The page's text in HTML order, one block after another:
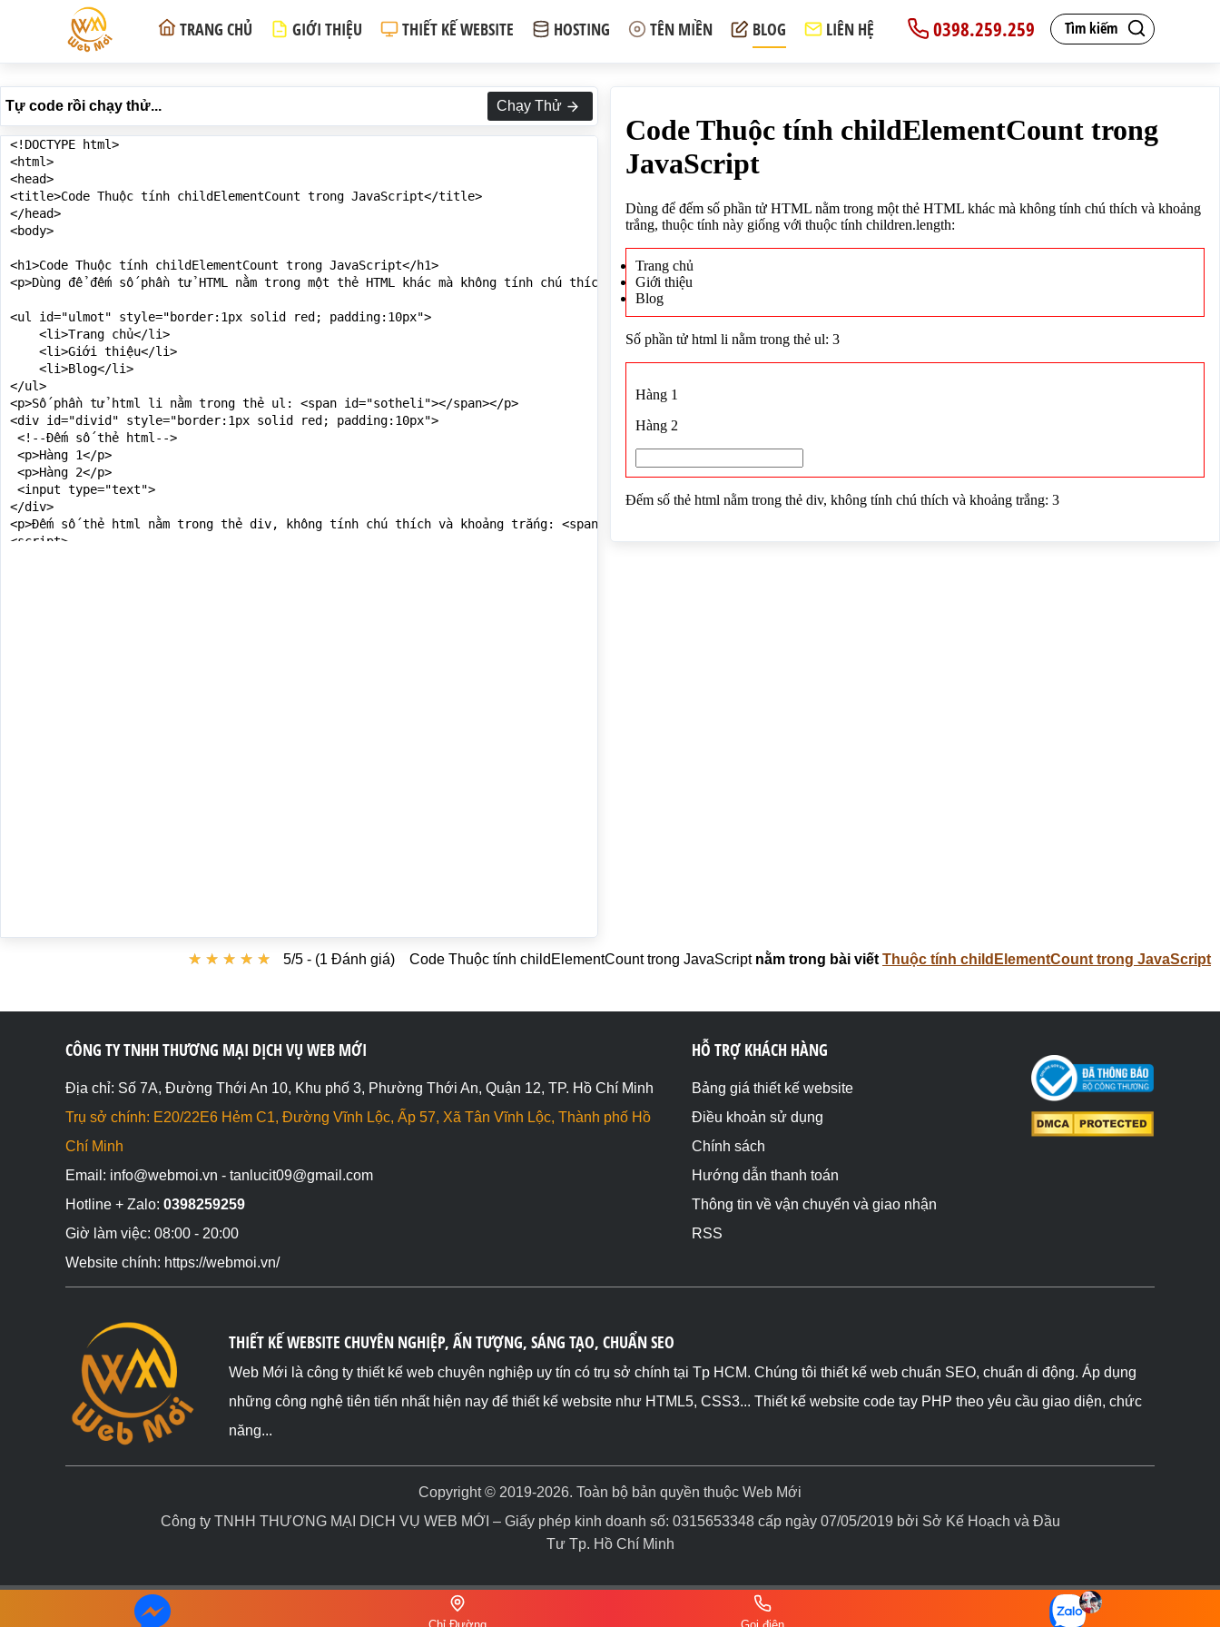
Tìm kiếm
0398.259.259
TRANG CHỦ GIỚI THIỆU THIẾT KẾ WEBSITE HOSTING TÊN MIỀN BLOG LIÊN HỆ
Tự code rồi chạy thử... Chạy Thử
<!DOCTYPE html>
<html>
<head>
<title>Code Thuộc tính childElementCount trong JavaScript</title>
</head>
<body>
<h1>Code Thuộc tính childElementCount trong JavaScript</h1>
<p>Dùng để đếm số phần tử HTML nằm trong một thẻ HTML khác mà không tính chú thích và khoảng trắng, thuộc tính này giống với thuộc tính children.length:</p>
<ul id="ulmot" style="border:1px solid red; padding:10px">
    <li>Trang chủ</li>
    <li>Giới thiệu</li>
    <li>Blog</li>
</ul>
<p>Số phần tử html li nằm trong thẻ ul: <span id="sotheli"></span></p>
<div id="divid" style="border:1px solid red; padding:10px">
<!--Đếm số thẻ html-->
<p>Hàng 1</p>
<p>Hàng 2</p>
<input type="text">
</div>
<p>Đếm số thẻ html nằm trong thẻ div, không tính chú thích và khoảng trắng: <span id="sothe"></span></p>
<script>
Code Thuộc tính childElementCount trong JavaScript nằm trong bài viết Thuộc tính childElementCount trong JavaScript
★ ★ ★ ★ ★
★ ★ ★ ★ ★ 5/5 - (1 Đánh giá)
CÔNG TY TNHH THƯƠNG MẠI DỊCH VỤ WEB MỚI
Địa chỉ: Số 7A, Đường Thới An 10, Khu phố 3, Phường Thới An, Quận 12, TP. Hồ Chí Minh
Trụ sở chính: E20/22E6 Hẻm C1, Đường Vĩnh Lộc, Ấp 57, Xã Tân Vĩnh Lộc, Thành phố Hồ
Chí Minh
Email: info@webmoi.vn - tanlucit09@gmail.com
Hotline + Zalo: 0398259259
Giờ làm việc: 08:00 - 20:00
Website chính: https://webmoi.vn/
HỖ TRỢ KHÁCH HÀNG
Bảng giá thiết kế website
Điều khoản sử dụng
Chính sách
Hướng dẫn thanh toán
Thông tin về vận chuyển và giao nhận
RSS
THIẾT KẾ WEBSITE CHUYÊN NGHIỆP, ẤN TƯỢNG, SÁNG TẠO, CHUẨN SEO
Web Mới là công ty thiết kế web chuyên nghiệp uy tín có trụ sở chính tại Tp HCM. Chúng tôi thiết kế web chuẩn SEO, chuẩn di động. Áp dụng
những công nghệ tiên tiến nhất hiện nay để thiết kế website như HTML5, CSS3... Thiết kế website code tay PHP theo yêu cầu giao diện, chức
năng...
Copyright © 2019-2026. Toàn bộ bản quyền thuộc Web Mới
Công ty TNHH THƯƠNG MẠI DỊCH VỤ WEB MỚI – Giấy phép kinh doanh số: 0315653348 cấp ngày 07/05/2019 bởi Sở Kế Hoạch và Đầu
Tư Tp. Hồ Chí Minh